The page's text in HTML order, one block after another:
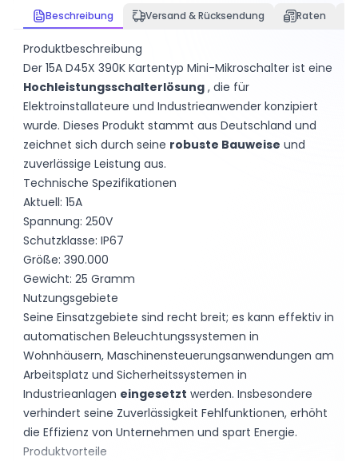
Beschreibung Versand & Rücksendung Raten
Produktbeschreibung
Der 15A D45X 390K Kartentyp Mini-Mikroschalter ist eine
Hochleistungsschalterlösung , die für
Elektroinstallateure und Industrieanwender konzipiert
wurde. Dieses Produkt stammt aus Deutschland und
zeichnet sich durch seine robuste Bauweise und
zuverlässige Leistung aus.
Technische Spezifikationen
Aktuell: 15A
Spannung: 250V
Schutzklasse: IP67
Größe: 390.000
Gewicht: 25 Gramm
Nutzungsgebiete
Seine Einsatzgebiete sind recht breit; es kann effektiv in
automatischen Beleuchtungssystemen in
Wohnhäusern, Maschinensteuerungsanwendungen am
Arbeitsplatz und Sicherheitssystemen in
Industrieanlagen eingesetzt werden. Insbesondere
verhindert seine Zuverlässigkeit Fehlfunktionen, erhöht
die Effizienz von Unternehmen und spart Energie.
Produktvorteile